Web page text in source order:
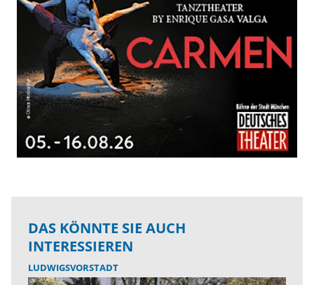
DAS KÖNNTE SIE AUCH
INTERESSIEREN
LUDWIGSVORSTADT